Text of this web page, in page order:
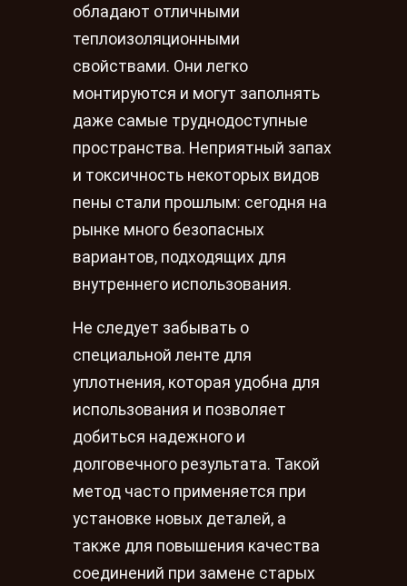
обладают отличными
теплоизоляционными
свойствами. Они легко
монтируются и могут заполнять
даже самые труднодоступные
пространства. Неприятный запах
и токсичность некоторых видов
пены стали прошлым: сегодня на
рынке много безопасных
вариантов, подходящих для
внутреннего использования.
Не следует забывать о
специальной ленте для
уплотнения, которая удобна для
использования и позволяет
добиться надежного и
долговечного результата. Такой
метод часто применяется при
установке новых деталей, а
также для повышения качества
соединений при замене старых